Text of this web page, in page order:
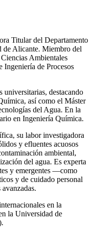
Titular del Departamento
de Alicante. Miembro del
Ambientales
de Procesos
universitarias, destacando
así como el Máster
del Agua. En la
en Ingeniería Química.
su labor investigadora
y efluentes acuosos
ambiental,
del agua. Es experta
y emergentes —como
y de cuidado personal
en la
la Universidad de